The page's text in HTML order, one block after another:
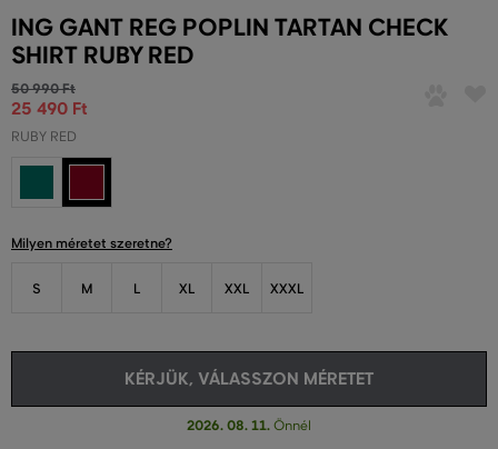
ING GANT REG POPLIN TARTAN CHECK
SHIRT RUBY RED
50 990 Ft
25 490 Ft
RUBY RED
Milyen méretet szeretne?
S M L XL XXL XXXL
KÉRJÜK, VÁLASSZON MÉRETET
2026. 08. 11. Önnél